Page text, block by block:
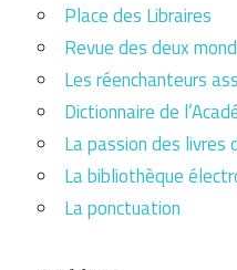
Place des Libraires
Revue des deux
Les réenchanteurs
Dictionnaire de
La passion des livres
La bibliothèque
La ponctuation